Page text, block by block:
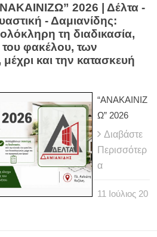
2026 | Δέλτα -
- Δαμιανίδης:
τη διαδικασία,
φακέλου, των
και την κατασκευή
“ΑΝΑΚΑΙΝΙΖ
Ω” 2026
Διαβάστε
Περισσότερ
α
11 Ιούλιος 20